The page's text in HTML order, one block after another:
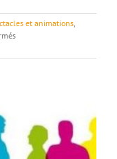
et animations,
sur
au
Jazz